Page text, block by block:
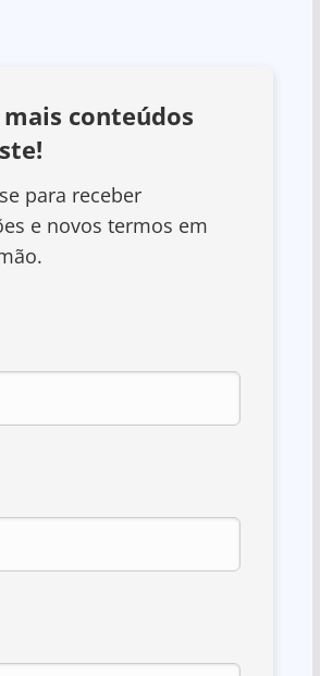
mais conteúdos
para receber
e novos termos em